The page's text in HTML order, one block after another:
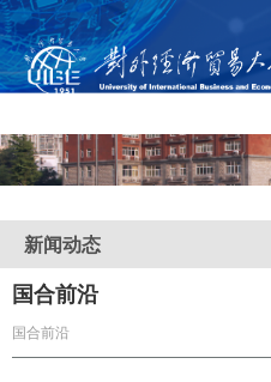
新闻动态
国合前沿
国合前沿